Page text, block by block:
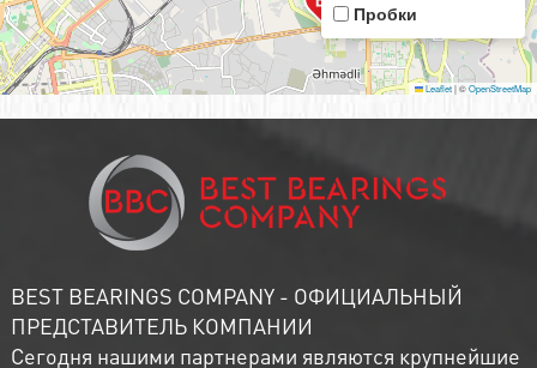
Пробки
Leaflet|©OpenStreetMap
BEST BEARINGS COMPANY - ОФИЦИАЛЬНЫЙ
ПРЕДСТАВИТЕЛЬ КОМПАНИИ
Сегодня нашими партнерами являются крупнейшие